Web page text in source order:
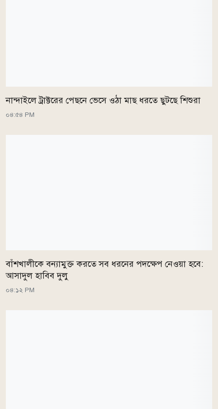
নান্দাইলে ট্রাক্টরের পেছনে ভেসে ওঠা মাছ ধরতে ছুটছে শিশুরা
০৪:৫৪ PM
বাঁশখালীকে বন্যামুক্ত করতে সব ধরনের পদক্ষেপ নেওয়া হবে:
আসাদুল হাবিব দুলু
০৪:১২ PM